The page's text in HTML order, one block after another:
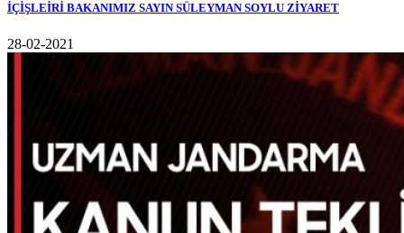
İÇİŞLEİRİ BAKANIMIZ SAYIN SÜLEYMAN SOYLU ZİYARET
28-02-2021